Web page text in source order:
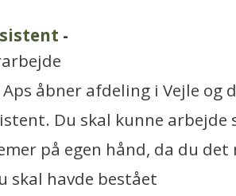
-
Aps åbner afdeling i Vejle og
Du skal kunne
på egen hånd, da du
skal havde bestået